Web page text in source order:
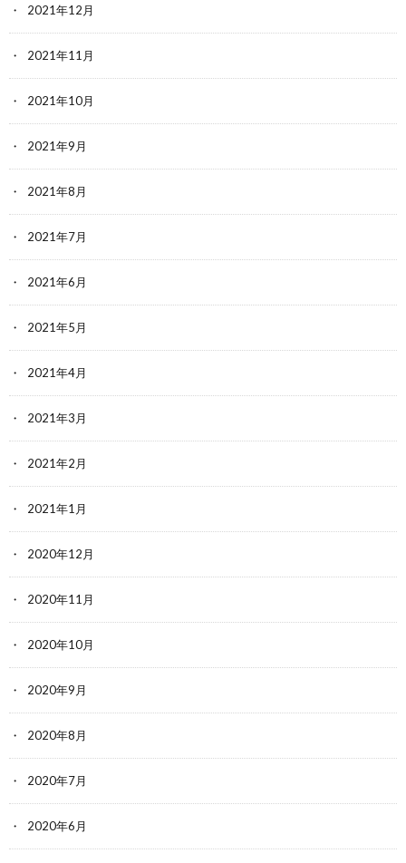
2021年12月
2021年11月
2021年10月
2021年9月
2021年8月
2021年7月
2021年6月
2021年5月
2021年4月
2021年3月
2021年2月
2021年1月
2020年12月
2020年11月
2020年10月
2020年9月
2020年8月
2020年7月
2020年6月